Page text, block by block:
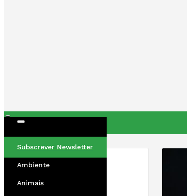
Subscrever Newsletter
Ambiente
Animais